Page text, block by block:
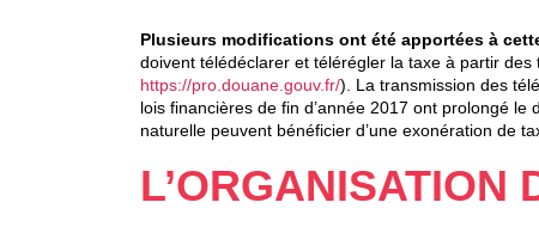
Plusieurs modifications ont été apportées à
doivent télédéclarer et télérégler la taxe à partir
https://pro.douane.gouv.fr/). La transmission des
lois financières de fin d’année 2017 ont prolongé
naturelle peuvent bénéficier d’une exonération de
L’ORGANISATION